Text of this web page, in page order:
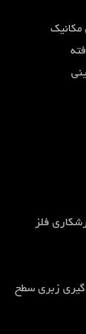
فلز
گیری زبری سطح